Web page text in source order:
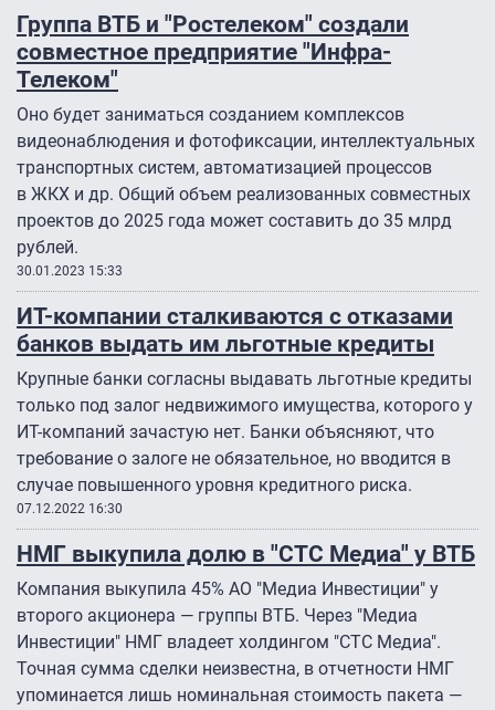
Группа ВТБ и "Ростелеком" создали
совместное предприятие "Инфра-
Телеком"
Оно будет заниматься созданием комплексов
видеонаблюдения и фотофиксации, интеллектуальных
транспортных систем, автоматизацией процессов
в ЖКХ и др. Общий объем реализованных совместных
проектов до 2025 года может составить до 35 млрд
рублей.
30.01.2023 15:33
ИТ-компании сталкиваются с отказами
банков выдать им льготные кредиты
Крупные банки согласны выдавать льготные кредиты
только под залог недвижимого имущества, которого у
ИТ-компаний зачастую нет. Банки объясняют, что
требование о залоге не обязательное, но вводится в
случае повышенного уровня кредитного риска.
07.12.2022 16:30
НМГ выкупила долю в "СТС Медиа" у ВТБ
Компания выкупила 45% АО "Медиа Инвестиции" у
второго акционера — группы ВТБ. Через "Медиа
Инвестиции" НМГ владеет холдингом "СТС Медиа".
Точная сумма сделки неизвестна, в отчетности НМГ
упоминается лишь номинальная стоимость пакета —